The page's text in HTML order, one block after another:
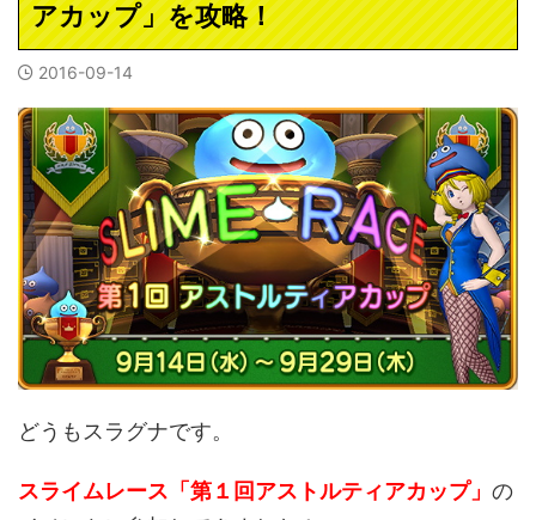
アカップ」を攻略！
2016-09-14
どうもスラグナです。
スライムレース「第１回アストルティアカップ」 の